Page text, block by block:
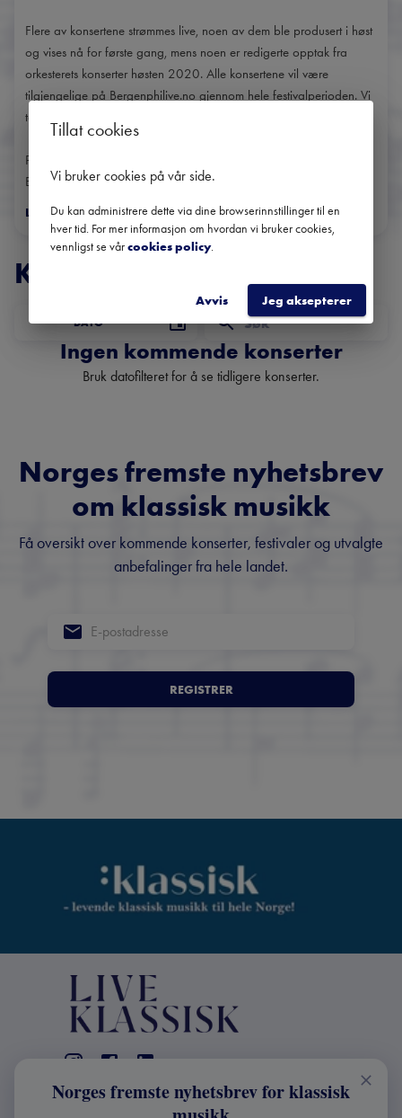
Flere av konsertene strømmes live, noen av dem ble produsert i høst
og vises nå for første gang, mens noen er redigerte opptak fra
orkesterets konserter høsten 2020. Alle konsertene vil være
tilgjengelige på Bergenphilive.no gjennom hele festivalperioden. Vi
tar forbehold om programendringer på kort varsel.
På programmet inngår musikk av:
Beethoven |...
Les mer>
KONSERTER
DATO
Ingen kommende konserter
Bruk datofilteret for å se tidligere konserter.
Norges fremste nyhetsbrev
om klassisk musikk
Få oversikt over kommende konserter, festivaler og utvalgte
anbefalinger fra hele landet.
REGISTRER
KONTAKT
Norges fremste nyhetsbrev for klassisk
Tillat cookies
Vi bruker cookies på vår side.
Du kan administrere dette via dine browserinnstillinger til en
hver tid. For mer informasjon om hvordan vi bruker cookies,
vennligst se vårcookies policy.
Avvis Jeg aksepterer